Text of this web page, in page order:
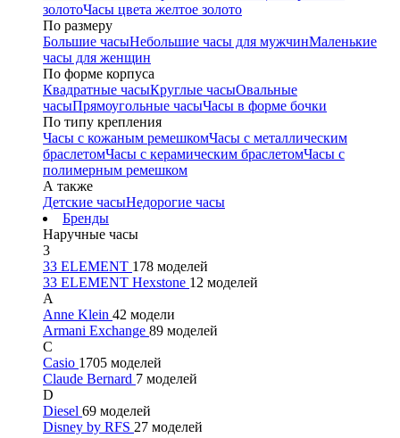
золотоЧасы цвета желтое золото
По размеру
Большие часыНебольшие часы для мужчинМаленькие
часы для женщин
По форме корпуса
Квадратные часыКруглые часыОвальные
часыПрямоугольные часыЧасы в форме бочки
По типу крепления
Часы с кожаным ремешкомЧасы с металлическим
браслетомЧасы с керамическим браслетомЧасы с
полимерным ремешком
А также
Детские часыНедорогие часы
Бренды
Наручные часы
3
33 ELEMENT 178 моделей
33 ELEMENT Hexstone 12 моделей
A
Anne Klein 42 модели
Armani Exchange 89 моделей
C
Casio 1705 моделей
Claude Bernard 7 моделей
D
Diesel 69 моделей
Disney by RFS 27 моделей